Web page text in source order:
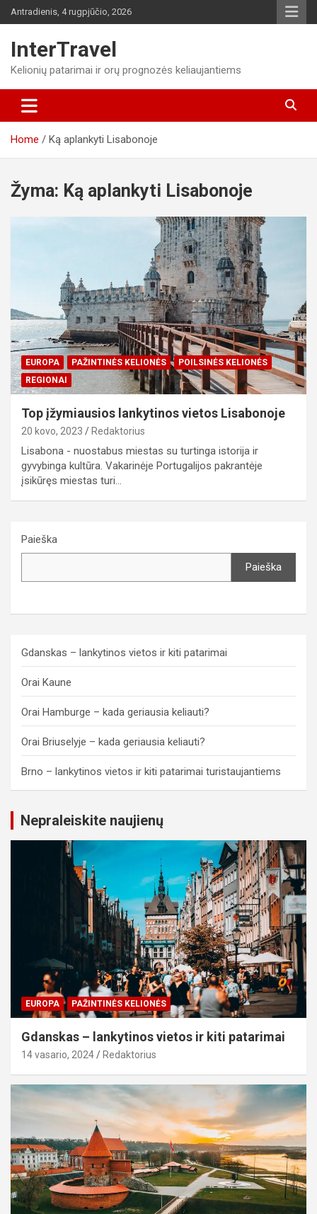
Skip
to
Antradienis, 4 rugpjūčio, 2026
InterTravel
Kelionių patarimai ir orų prognozės keliaujantiems
Home Ką aplankyti Lisabonoje
Žyma: Ką aplankyti Lisabonoje
EUROPA PAŽINTINĖS KELIONĖS
POILSINĖS KELIONĖS
REGIONAI
Top įžymiausios lankytinos vietos Lisabonoje
20 kovo, 2023 Redaktorius
Lisabona - nuostabus miestas su turtinga istorija ir
gyvybinga kultūra. Vakarinėje Portugalijos pakrantėje
įsikūręs miestas turi…
Paieška
Paieška
Gdanskas – lankytinos vietos ir kiti patarimai
Orai Kaune
Orai Hamburge – kada geriausia keliauti?
Orai Briuselyje – kada geriausia keliauti?
Brno – lankytinos vietos ir kiti patarimai turistaujantiems
Nepraleiskite naujienų
EUROPA PAŽINTINĖS KELIONĖS
Gdanskas – lankytinos vietos ir kiti patarimai
14 vasario, 2024 Redaktorius